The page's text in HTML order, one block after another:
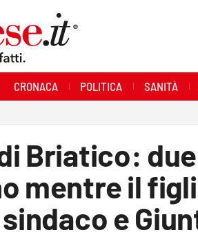
CRONACA POLITICA SANITÀ
Briatico:
mentre il
e